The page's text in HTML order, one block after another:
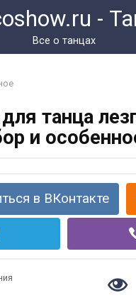
-
Все о танцах
танца
и
в ВКонтакте